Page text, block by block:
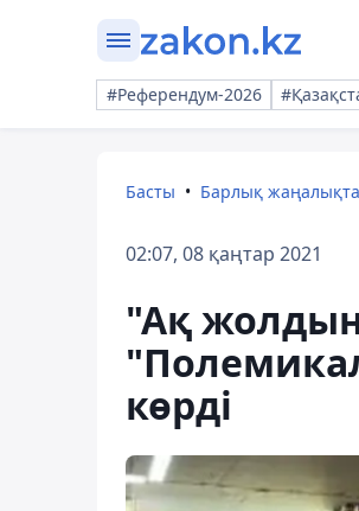
#Референдум-2026
Басты Барлық
02:07, 08 қаңтар 2021
"Ақ
көрді